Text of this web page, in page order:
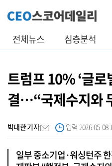
전체뉴스 심층분석
트럼프 10% ‘글로
결…“국제수지와
박대한 기자 입력 2026-05-08
일부 중소기업·워싱턴주